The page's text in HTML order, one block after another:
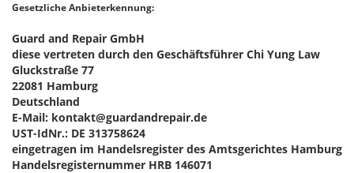
Gesetzliche Anbieterkennung:
Guard and Repair GmbH
diese vertreten durch den Geschäftsführer Chi Yung Law
Gluckstraße 77
22081 Hamburg
Deutschland
E-Mail: kontakt@guardandrepair.de
UST-IdNr.: DE 313758624
eingetragen im Handelsregister des Amtsgerichtes Hamburg
Handelsregisternummer HRB 146071